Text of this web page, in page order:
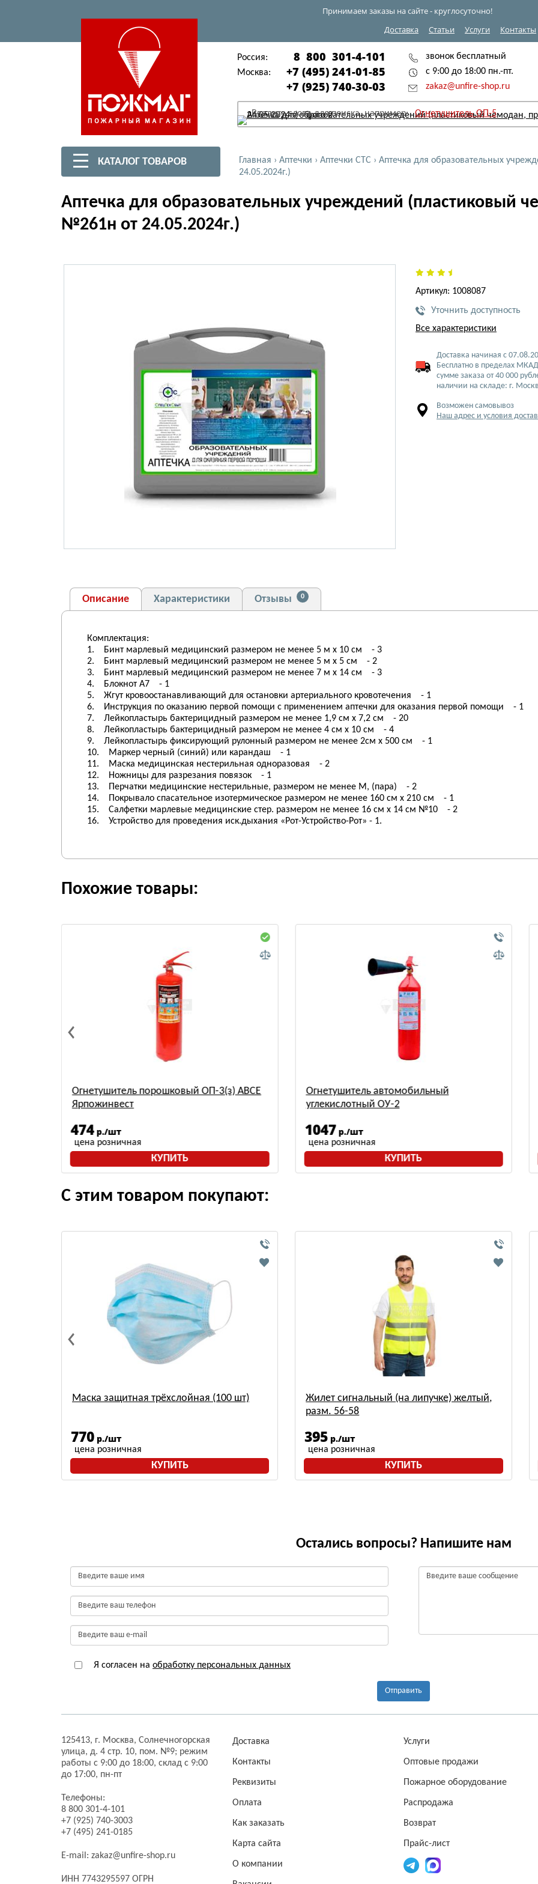
Принимаем заказы на сайте - круглосуточно!
Доставка
Статьи Услуги Контакты
Россия: 8 800 301-4-101
Москва:
+7 (495) 241-01-85
+7 (925) 740-30-03
звонок бесплатный
с 9:00 до 18:00 пн.-пт.
zakaz@unfire-shop.ru
Введите слова для поиска, например: Огнетушитель ОП-5
КАТАЛОГ ТОВАРОВ Главная › Аптечки › Аптечки СТС › Аптечка для образовательных
24.05.2024г.)
Аптечка для образовательных учреждений (пластиковый
№261н от 24.05.2024г.)
Артикул: 1008087
Уточнить доступность
Все характеристики
Доставка начиная с
Бесплатно в пределах
сумме заказа от 40 000
наличии на складе: г.
Возможен самовывоз
Наш адрес и условия
Описание Характеристики Отзывы 0
Комплектация:
1. Бинт марлевый медицинский размером не менее 5 м х 10 см - 3
2. Бинт марлевый медицинский размером не менее 5 м х 5 см - 2
3. Бинт марлевый медицинский размером не менее 7 м х 14 см - 3
4. Блокнот А7 - 1
5. Жгут кровоостанавливающий для остановки артериального кровотечения - 1
6. Инструкция по оказанию первой помощи с применением аптечки для оказания первой помощи - 1
7. Лейкопластырь бактерицидный размером не менее 1,9 см х 7,2 см - 20
8. Лейкопластырь бактерицидный размером не менее 4 см х 10 см - 4
9. Лейкопластырь фиксирующий рулонный размером не менее 2см х 500 см - 1
10. Маркер черный (синий) или карандаш - 1
11. Маска медицинская нестерильная одноразовая - 2
12. Ножницы для разрезания повязок - 1
13. Перчатки медицинские нестерильные, размером не менее М, (пара) - 2
14. Покрывало спасательное изотермическое размером не менее 160 см х 210 см - 1
15. Салфетки марлевые медицинские стер. размером не менее 16 см х 14 см №10 - 2
16. Устройство для проведения иск.дыхания «Рот-Устройство-Рот» - 1.
Похожие товары:
Огнетушитель порошковый ОП-3(з) АВСЕ
Ярпожинвест
474 р./шт
цена розничная
КУПИТЬ
Огнетушитель автомобильный
углекислотный ОУ-2
1047 р./шт
цена розничная
КУПИТЬ
С этим товаром покупают:
Маска защитная трёхслойная (100 шт)
770 р./шт
цена розничная
КУПИТЬ
Жилет сигнальный (на липучке) желтый,
разм. 56-58
395 р./шт
цена розничная
КУПИТЬ
Остались вопросы? Напишите нам
Я согласен на обработку персональных данных
Отправить
125413, г. Москва, Солнечногорская
улица, д. 4 стр. 10, пом. №9; режим
работы с 9:00 до 18:00, склад с 9:00
до 17:00, пн-пт
Телефоны:
8 800 301-4-101
+7 (925) 740-3003
+7 (495) 241-0185
E-mail: zakaz@unfire-shop.ru
ИНН 7743295597 ОГРН
Доставка
Контакты
Реквизиты
Оплата
Как заказать
Карта сайта
О компании
Услуги
Оптовые продажи
Пожарное оборудование
Распродажа
Возврат
Прайс-лист